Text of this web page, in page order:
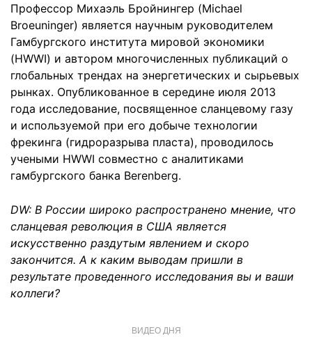
Профессор Михаэль Бройнингер (Michael
Broeuninger) является научным руководителем
Гамбургского института мировой экономики
(HWWI) и автором многочисленных публикаций о
глобальных трендах на энергетических и сырьевых
рынках. Опубликованное в середине июля 2013
года исследование, посвященное сланцевому газу
и используемой при его добыче технологии
фрекинга (гидроразрыва пласта), проводилось
учеными HWWI совместно с аналитиками
гамбургского банка Berenberg.
DW: В России широко распространено мнение, что
сланцевая революция в США является
искусственно раздутым явлением и скоро
закончится. А к каким выводам пришли в
результате проведенного исследования вы и ваши
коллеги?
ВИДЕО ДНЯ